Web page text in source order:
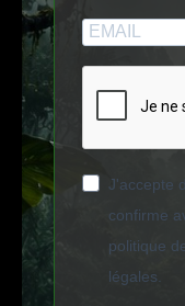
J'accepte
confirme
politique
légales.